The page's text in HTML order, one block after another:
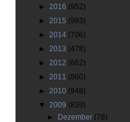
► 2016 (952)
► 2015 (993)
► 2014 (706)
► 2013 (478)
► 2012 (662)
► 2011 (860)
► 2010 (948)
▼ 2009 (839)
►
Dezember (78)